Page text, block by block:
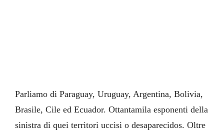
Parliamo di Paraguay, Uruguay, Argentina, Bolivia,
Brasile, Cile ed Ecuador. Ottantamila esponenti della
sinistra di quei territori uccisi o desaparecidos. Oltre